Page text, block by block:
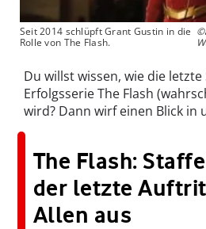
Seit 2014 schlüpft Grant Gustin in die
Rolle von The Flash.
Du willst wissen, wie die
Erfolgsserie The Flash
wird? Dann wirf einen Blick in
The Flash:
der letzte
Allen aus